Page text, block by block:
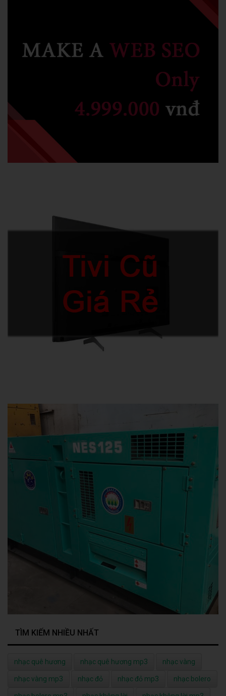
TÌM KIẾM NHIỀU NHẤT
nhạc quê hương nhạc quê hương mp3 nhạc vàng
nhạc vàng mp3 nhạc đỏ nhạc đỏ mp3 nhạc bolero